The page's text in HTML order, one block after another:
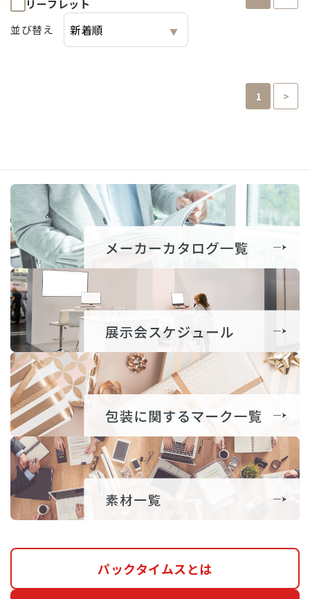
リーフレット
並び替え
1 >
パックタイムスとは